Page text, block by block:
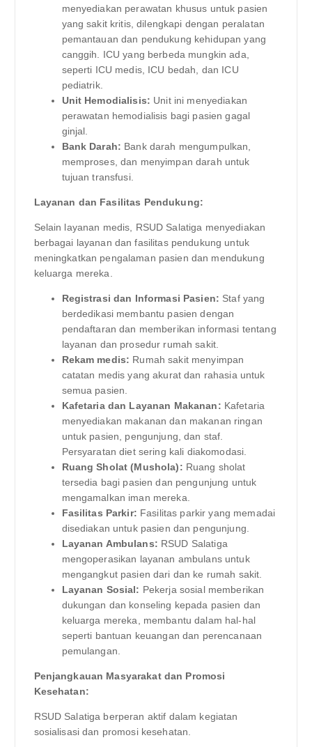
menyediakan perawatan khusus untuk pasien
yang sakit kritis, dilengkapi dengan peralatan
pemantauan dan pendukung kehidupan yang
canggih. ICU yang berbeda mungkin ada,
seperti ICU medis, ICU bedah, dan ICU
pediatrik.
Unit Hemodialisis: Unit ini menyediakan
perawatan hemodialisis bagi pasien gagal
ginjal.
Bank Darah: Bank darah mengumpulkan,
memproses, dan menyimpan darah untuk
tujuan transfusi.
Layanan dan Fasilitas Pendukung:
Selain layanan medis, RSUD Salatiga menyediakan
berbagai layanan dan fasilitas pendukung untuk
meningkatkan pengalaman pasien dan mendukung
keluarga mereka.
Registrasi dan Informasi Pasien: Staf yang
berdedikasi membantu pasien dengan
pendaftaran dan memberikan informasi tentang
layanan dan prosedur rumah sakit.
Rekam medis: Rumah sakit menyimpan
catatan medis yang akurat dan rahasia untuk
semua pasien.
Kafetaria dan Layanan Makanan: Kafetaria
menyediakan makanan dan makanan ringan
untuk pasien, pengunjung, dan staf.
Persyaratan diet sering kali diakomodasi.
Ruang Sholat (Mushola): Ruang sholat
tersedia bagi pasien dan pengunjung untuk
mengamalkan iman mereka.
Fasilitas Parkir: Fasilitas parkir yang memadai
disediakan untuk pasien dan pengunjung.
Layanan Ambulans: RSUD Salatiga
mengoperasikan layanan ambulans untuk
mengangkut pasien dari dan ke rumah sakit.
Layanan Sosial: Pekerja sosial memberikan
dukungan dan konseling kepada pasien dan
keluarga mereka, membantu dalam hal-hal
seperti bantuan keuangan dan perencanaan
pemulangan.
Penjangkauan Masyarakat dan Promosi
Kesehatan:
RSUD Salatiga berperan aktif dalam kegiatan
sosialisasi dan promosi kesehatan.